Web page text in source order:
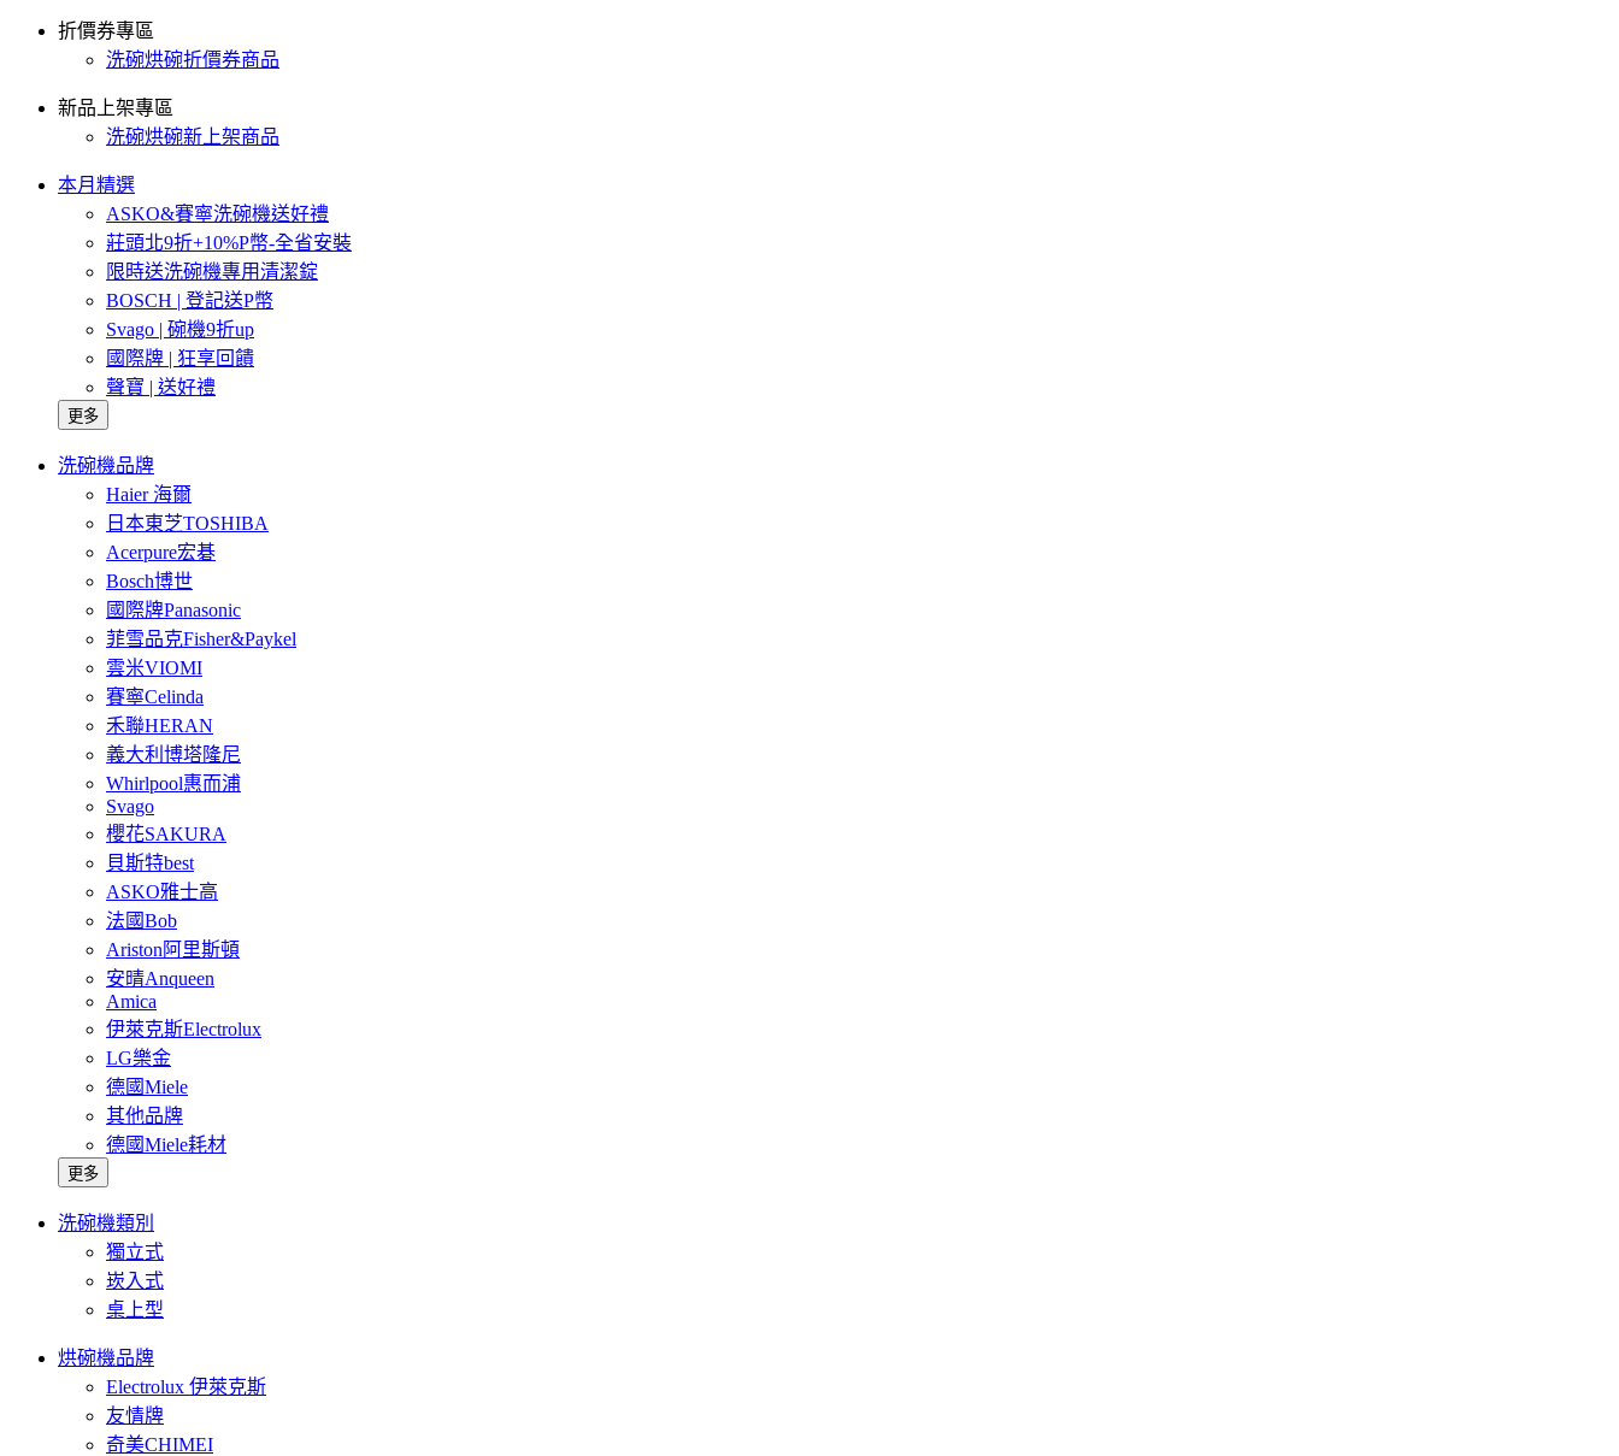
折價券專區
洗碗烘碗折價券商品
新品上架專區
洗碗烘碗新上架商品
本月精選
ASKO&賽寧洗碗機送好禮
莊頭北9折+10%P幣-全省安裝
限時送洗碗機專用清潔錠
BOSCH | 登記送P幣
Svago | 碗機9折up
國際牌 | 狂享回饋
聲寶 | 送好禮
更多
洗碗機品牌
Haier 海爾
日本東芝TOSHIBA
Acerpure宏碁
Bosch博世
國際牌Panasonic
菲雪品克Fisher&Paykel
雲米VIOMI
賽寧Celinda
禾聯HERAN
義大利博塔隆尼
Whirlpool惠而浦
Svago
櫻花SAKURA
貝斯特best
ASKO雅士高
法國Bob
Ariston阿里斯頓
安晴Anqueen
Amica
伊萊克斯Electrolux
LG樂金
德國Miele
其他品牌
德國Miele耗材
更多
洗碗機類別
獨立式
崁入式
桌上型
烘碗機品牌
Electrolux 伊萊克斯
友情牌
奇美CHIMEI